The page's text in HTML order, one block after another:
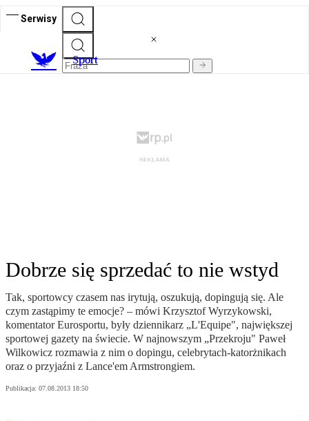
Serwisy
Sport
Dobrze się sprzedać to nie wstyd
Tak, sportowcy czasem nas irytują, oszukują, dopingują się. Ale
czym zastąpimy te emocje? – mówi Krzysztof Wyrzykowski,
komentator Eurosportu, były dziennikarz „L'Equipe", największej
sportowej gazety na świecie. W najnowszym „Przekroju" Paweł
Wilkowicz rozmawia z nim o dopingu, celebrytach-katorżnikach
oraz o przyjaźni z Lance'em Armstrongiem.
Publikacja: 07.08.2013 18:50